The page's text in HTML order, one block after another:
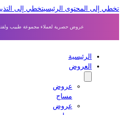
إلى المحتوى الرئيسي تخطي إلى التذييل
عروض حصرية لعملاء مجموعة طبيب ولفترة
الرئيسية
العروض
عروض
مساج
عروض